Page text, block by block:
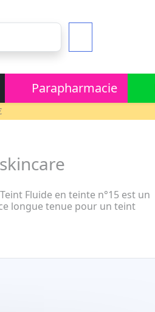
Parapharmacie
Fluide en teinte n°15 est un
longue tenue pour un teint